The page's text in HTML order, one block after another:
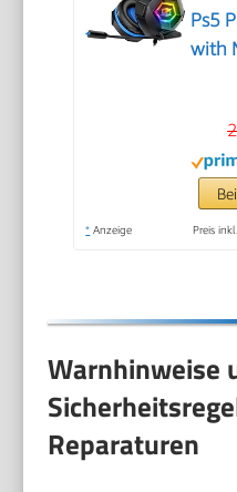
Ps5
with
* Anzeige Preis
Warnhinweise
Reparaturen